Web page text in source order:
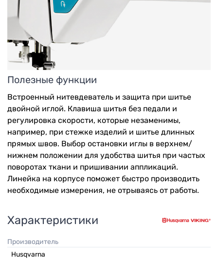
Полезные функции
Встроенный нитевдеватель и защита при шитье
двойной иглой. Клавиша шитья без педали и
регулировка скорости, которые незаменимы,
например, при стежке изделий и шитье длинных
прямых швов. Выбор остановки иглы в верхнем/
нижнем положении для удобства шитья при частых
поворотах ткани и пришивании аппликаций.
Линейка на корпусе поможет быстро производить
необходимые измерения, не отрываясь от работы.
Характеристики
Производитель
Husqvarna